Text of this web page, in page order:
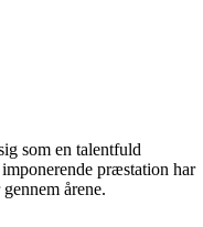
som en talentfuld
præstation har
årene.